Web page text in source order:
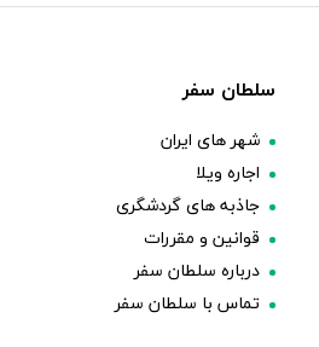
سلطان سفر
شهر های ایران
اجاره ویلا
جاذبه های گردشگری
قوانین و مقررات
درباره سلطان سفر
تماس با سلطان سفر